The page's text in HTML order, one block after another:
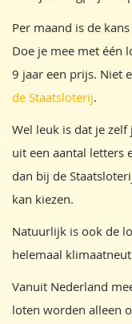
Per maand is de
Doe je mee met één
9 jaar een prijs. Niet
de Staatsloterij.
Wel leuk is dat je
uit een aantal letters
dan bij de
kan kiezen.
Natuurlijk is ook de
helemaal
Vanuit Nederland
loten worden alleen